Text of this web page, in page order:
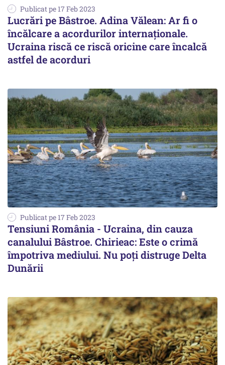
Publicat pe 17 Feb 2023
Lucrări pe Bâstroe. Adina Vălean: Ar fi o
încălcare a acordurilor internaționale.
Ucraina riscă ce riscă oricine care încalcă
astfel de acorduri
Publicat pe 17 Feb 2023
Tensiuni România - Ucraina, din cauza
canalului Bâstroe. Chirieac: Este o crimă
împotriva mediului. Nu poți distruge Delta
Dunării